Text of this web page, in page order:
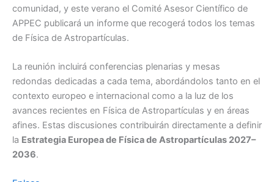
comunidad, y este verano el Comité Asesor Científico de
APPEC publicará un informe que recogerá todos los temas
de Física de Astropartículas.
La reunión incluirá conferencias plenarias y mesas
redondas dedicadas a cada tema, abordándolos tanto en el
contexto europeo e internacional como a la luz de los
avances recientes en Física de Astropartículas y en áreas
afines. Estas discusiones contribuirán directamente a definir
la Estrategia Europea de Física de Astropartículas 2027–
2036.